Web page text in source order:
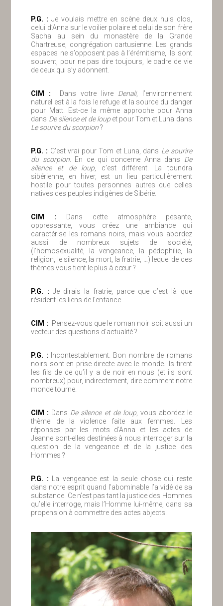
P.G. :Je voulais mettre en scène deux huis clos,
celui d’Anna sur le voilier polaire et celui de son frère
Sacha au sein du monastère de la Grande
Chartreuse, congrégation cartusienne. Les grands
espaces ne s’opposent pas à l’érémitisme, ils sont
souvent, pour ne pas dire toujours, le cadre de vie
de ceux qui s’y adonnent.
ClM : Dans votre livre Denali, l’environnement
naturel est à la fois le refuge et la source du danger
pour Matt. Est-ce la même approche pour Anna
dans De silence et de loupet pour Tom et Luna dans
Le sourire du scorpion?
P.G. : C’est vrai pour Tom et Luna, dans Le sourire
du scorpion. En ce qui concerne Anna dans De
silence et de loup , c’est différent. La toundra
sibérienne, en hiver, est un lieu particulièrement
hostile pour toutes personnes autres que celles
natives des peuples indigènes de Sibérie.
ClM : Dans cette atmosphère pesante,
oppressante, vous créez une ambiance qui
caractérise les romans noirs, mais vous abordez
aussi de nombreux sujets de société,
(l’homosexualité, la vengeance, la pédophilie, la
religion, le silence, la mort, la fratrie, …) lequel de ces
thèmes vous tient le plus à cœur ?
P.G. : Je dirais la fratrie, parce que c’est là que
résident les liens de l’enfance.
ClM : Pensez-vous que le roman noir soit aussi un
vecteur des questions d’actualité ?
P.G. :
Incontestablement. Bon nombre de romans
noirs sont en prise directe avec le monde. Ils tirent
les fils de ce qu’il y a de noir en nous (et ils sont
nombreux) pour, indirectement, dire comment notre
monde tourne.
ClM : Dans De silence et de loup, vous abordez le
thème de la violence faite aux femmes. Les
réponses par les mots d’Anna et les actes de
Jeanne sont-elles destinées à nous interroger sur la
question de la vengeance et de la justice des
Hommes ?
P.G. :
La vengeance est la seule chose qui reste
dans notre esprit quand l’abominable l’a vidé de sa
substance. Ce n’est pas tant la justice des Hommes
qu’elle interroge, mais l’Homme lui-même, dans sa
propension à commettre des actes abjects.